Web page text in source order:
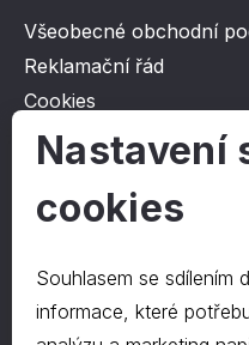
Všeobecné obchodní
Reklamační řád
Cookies
Ochrana osobních údajů
O společnosti
Kontakt
O nás
Nastavení
cookies
Souhlasem se sdílením
informace, které